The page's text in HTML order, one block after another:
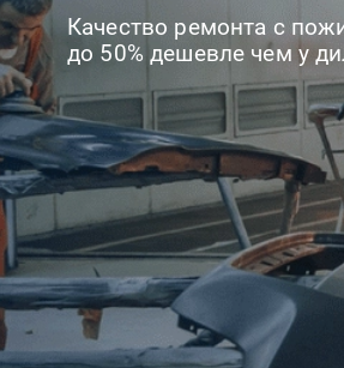
Качество ремонта с
до 50% дешевле чем у